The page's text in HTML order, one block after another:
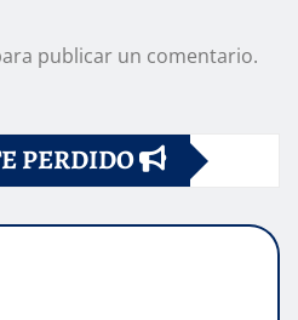
publicar un comentario.
PERDIDO